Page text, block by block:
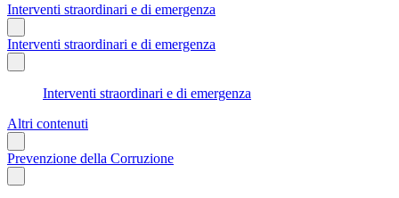
Interventi straordinari e di emergenza
Interventi straordinari e di emergenza
Interventi straordinari e di emergenza
Altri contenuti
Prevenzione della Corruzione